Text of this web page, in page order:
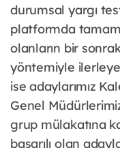
durumsal yargı
platformda
olanların bir
yöntemiyle
ise adaylarımız
Genel
grup mülakatına
başarılı olan